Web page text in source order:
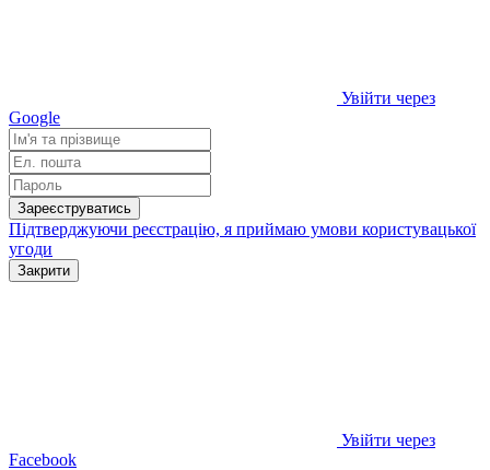
Увійти через
Google
Зареєструватись
Підтверджуючи реєстрацію, я приймаю умови користувацької
угоди
Закрити
Увійти через
Facebook